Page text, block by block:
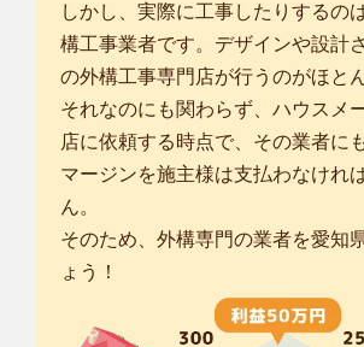
しかし、実際に工事したりするの
構工事業者です。デザインや設計
の外構工事専門店が行うのがほと
それなのにも関わらず、ハウスメ
店に依頼する時点で、その業者に
マージンを施主様は支払わなけれ
ん。
そのため、外構専門の業者を愛知
ょう！